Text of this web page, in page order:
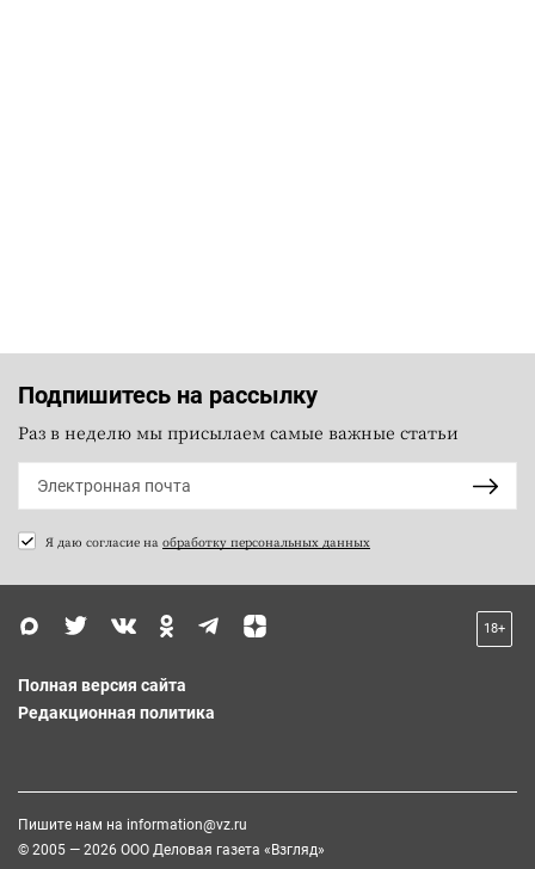
Подпишитесь на рассылку
Раз в неделю мы присылаем самые важные статьи
Я даю согласие на обработку персональных данных
18+
Полная версия сайта
Редакционная политика
Пишите нам на information@vz.ru
© 2005 — 2026 ООО Деловая газета «Взгляд»